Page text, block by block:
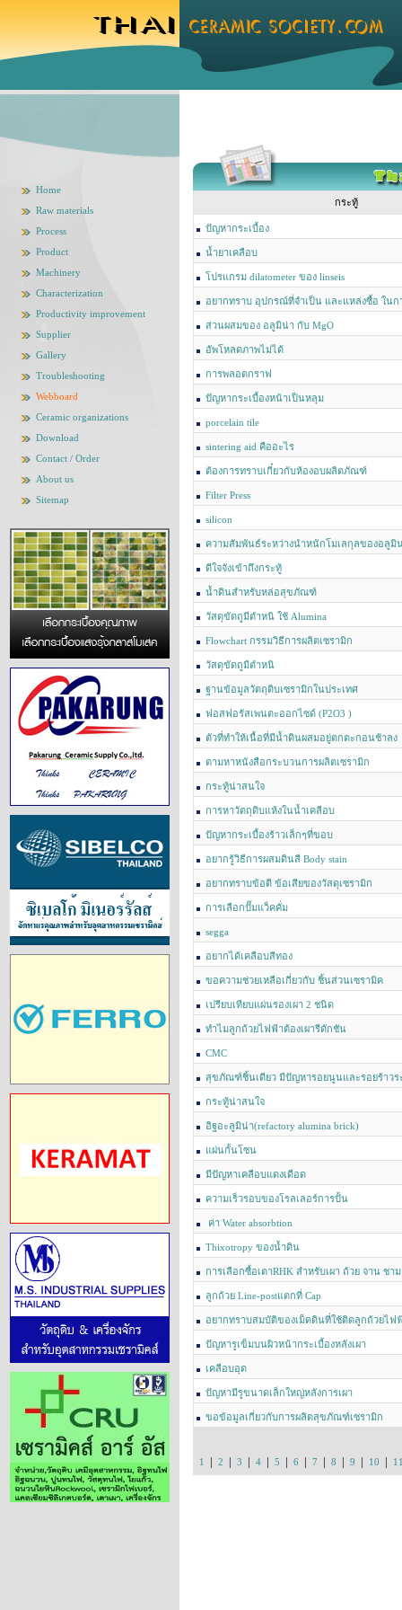
Home
Raw materials
Process
Product
Machinery
Characterization
Productivity improvement
Supplier
Gallery
Troubleshooting
Webboard
Ceramic organizations
Download
Contact / Order
About us
Sitemap
กระทู้
ปัญหากระเบื้อง
น้ำยาเคลือบ
โปรแกรม dilatometer ของ linseis
อยากทราบ อุปกรณ์ที่จำเป็น และแหล่งซื้อ ในก
ส่วนผสมของ อลูมิน่า กับ MgO
อัพโหลดภาพไม่ได้
การพลอตกราฟ
ปัญหากระเบื้องหน้าเป็นหลุม
porcelain tile
sintering aid คืออะไร
ต้องการทราบเกี๋ยวกับห้องอบผลิตภัณฑ์
Filter Press
silicon
ความสัมพันธ์ระหว่างนำหนักโมเลกุลของอลูมิ
ดีใจจังเข้าถึงกระทู้
น้ำดินสำหรับหล่อสุขภัณฑ์
วัสดุขัดถูมีตำหนิ ใช้ Alumina
Flowchart กรรมวิธีการผลิตเซรามิก
วัสดุขัดถูมีตำหนิ
ฐานข้อมูลวัตถุดิบเซรามิกในประเทศ
ฟอสฟอรัสเพนตะออกไซด์ (P2O3 )
ตัวที่ทำให้เนื้อที่มีน้ำดินผสมอยู่ตกตะกอนช้าลง
ตามหาหนังสือกระบวนการผลิตเซรามิก
กระทู้น่าสนใจ
การหาวัตถุดิบแห้งในน้ำเคลือบ
ปัญหากระเบื้องร้าวเล็กๆที่ขอบ
อยากรู้วิธีการผสมดินสี Body stain
อยากทราบข้อดี ข้อเสียของวัสดุเซรามิก
การเลือกปั๊มแว็คคั่ม
segga
อยากได้เคลือบสีทอง
ขอความช่วยเหลือเกี่ยวกับ ชิ้นส่วนเซรามิค
เปรียบเทียบแผ่นรองเผา 2 ชนิด
ทำไมลูกถ้วยไฟฟ้าต้องเผารีดักชัน
CMC
สุขภัณฑ์ชิ้นเดียว มีปัญหารอยนูนและรอยร้าวร
กระทู้น่าสนใจ
อิฐอะลูมิน่า(refactory alumina brick)
แผ่นกั้นโซน
มีปัญหาเคลือบแดงเดือด
ความเร็วรอบของโรลเลอร์การปั้น
ค่า Water absorbtion
Thixotropy ของน้ำดิน
การเลือกซื้อเตาRHK สำหรับเผา ถ้วย จาน ชา
ลูกถ้วย Line-postแตกที่ Cap
อยากทราบสมบัติของเม็ดดินที่ใช้ติดลูกถ้วยไฟ
ปัญหารูเข็มบนผิวหน้ากระเบื้องหลังเผา
เคลือบอุด
ปัญหามีรูขนาดเล็กใหญ่หลังการเผา
ขอข้อมูลเกี่ยวกับการผลิตสุขภัณฑ์เซรามิก
1 | 2 | 3 | 4 | 5 | 6 | 7 | 8 | 9 | 10 |